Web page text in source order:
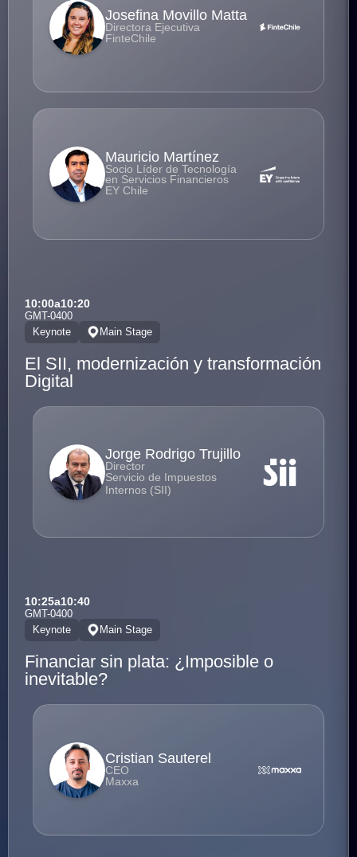
Josefina Movillo Matta
Directora Ejecutiva
FinteChile
Mauricio Martínez
Socio Líder de Tecnología
en Servicios Financieros
EY Chile
10:00a10:20
GMT-0400
Keynote
Main Stage
El SII, modernización y transformación
Digital
Jorge Rodrigo Trujillo
Director
Servicio de Impuestos
Internos (SII)
10:25a10:40
GMT-0400
Keynote
Main Stage
Financiar sin plata: ¿Imposible o
inevitable?
Cristian Sauterel
CEO
Maxxa